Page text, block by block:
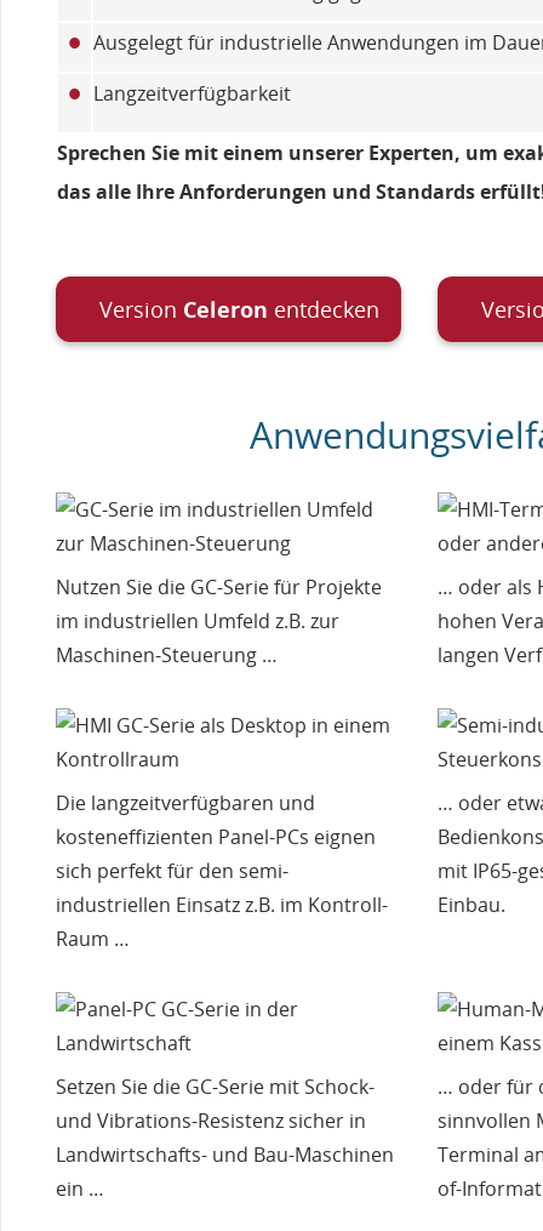
• Ausgelegt für industrielle Anwendungen im
• Langzeitverfügbarkeit
Sprechen Sie mit einem unserer Experten, um
das alle Ihre Anforderungen und Standards
Version Celeron entdecken
Nutzen Sie die GC-Serie für Projekte
im industriellen Umfeld z.B. zur
Maschinen-Steuerung …
… oder als
hohen
langen
Die langzeitverfügbaren und
kosteneffizienten Panel-PCs eignen
sich perfekt für den semi-
industriellen Einsatz z.B. im Kontroll-
Raum …
… oder
mit IP65-
Einbau.
Setzen Sie die GC-Serie mit Schock-
und Vibrations-Resistenz sicher in
Landwirtschafts- und Bau-Maschinen
ein …
… oder für
sinnvollen
Terminal
of-